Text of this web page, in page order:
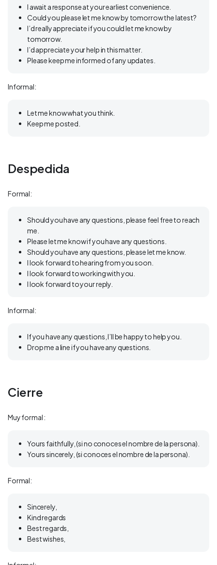
I await a response at your earliest convenience.
Could you please let me know by tomorrow the latest?
I’d really appreciate if you could let me know by
tomorrow.
I’d appreciate your help in this matter.
Please keep me informed of any updates.
Informal:
Let me know what you think.
Keep me posted.
Despedida
Formal:
Should you have any questions, please feel free to reach
me.
Please let me know if you have any questions.
Should you have any questions, please let me know.
I look forward to hearing from you soon.
I look forward to working with you.
I look forward to your reply.
Informal:
If you have any questions, I’ll be happy to help you.
Drop me a line if you have any questions.
Cierre
Muy formal :
Yours faithfully, (si no conoces el nombre de la persona).
Yours sincerely, (si conoces el nombre de la persona).
Formal:
Sincerely,
Kind regards
Best regards,
Best wishes,